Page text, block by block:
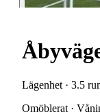
Lägenhet · 3.5
Omöblerat ·